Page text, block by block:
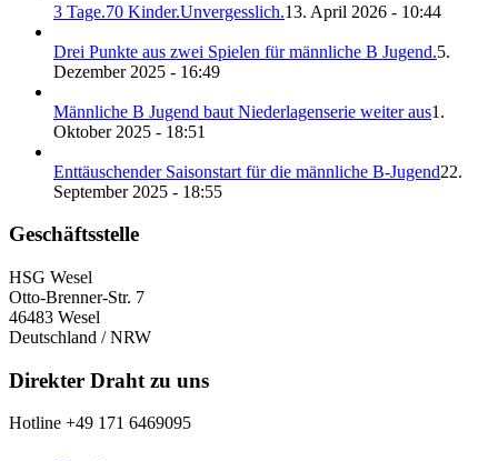
3 Tage.70 Kinder.Unvergesslich.13. April 2026 - 10:44
Drei Punkte aus zwei Spielen für männliche B Jugend.5.
Dezember 2025 - 16:49
Männliche B Jugend baut Niederlagenserie weiter aus1.
Oktober 2025 - 18:51
Enttäuschender Saisonstart für die männliche B-Jugend22.
September 2025 - 18:55
Geschäftsstelle
HSG Wesel
Otto-Brenner-Str. 7
46483 Wesel
Deutschland / NRW
Direkter Draht zu uns
Hotline +49 171 6469095